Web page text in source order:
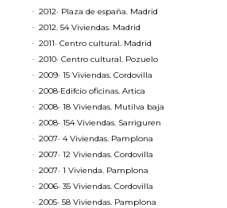
2012· Plaza de españa. Madrid
2012. 54 Viviendas. Madrid
2011· Centro cultural. Madrid
2010· Centro cultural. Pozuelo
2009· 15 Viviendas. Cordovilla
2008·Edifcio oficinas. Artica
2008· 18 Viviendas. Mutilva baja
2008· 154 Viviendas. Sarriguren
2007· 4 Viviendas. Pamplona
2007· 12 Viviendas. Cordovilla
2007· 1 Vivienda. Pamplona
2006· 35 Viviendas. Cordovilla
2005· 58 Viviendas. Pamplona